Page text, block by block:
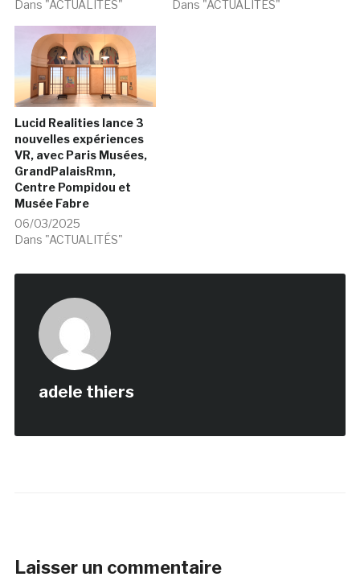
Dans "ACTUALITÉS"
Dans "ACTUALITÉS"
Lucid Realities lance 3
nouvelles expériences
VR, avec Paris Musées,
GrandPalaisRmn,
Centre Pompidou et
Musée Fabre
06/03/2025
Dans "ACTUALITÉS"
adele thiers
Laisser un commentaire